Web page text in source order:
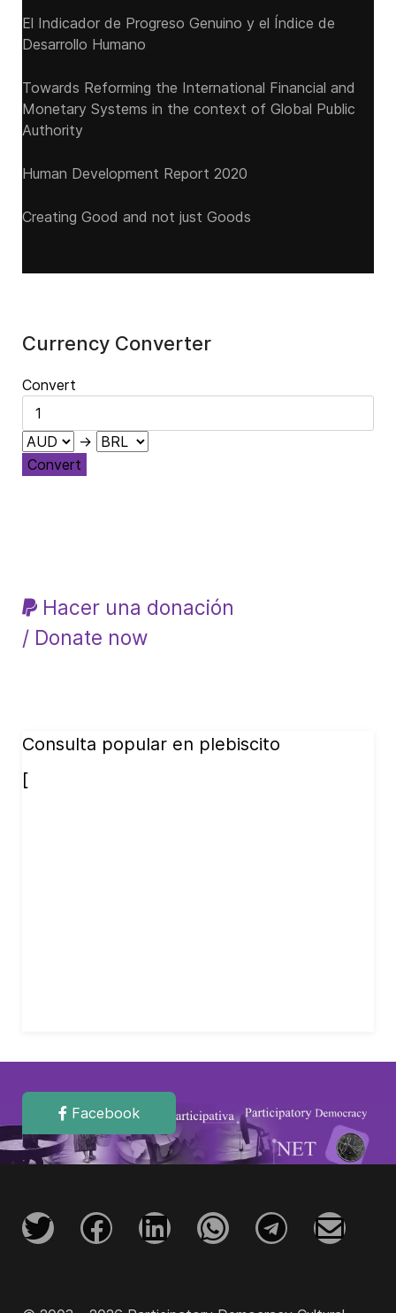
El Indicador de Progreso Genuino y el Índice de
Desarrollo Humano
Towards Reforming the International Financial and
Monetary Systems in the context of Global Public
Authority
Human Development Report 2020
Creating Good and not just Goods
Currency Converter
Convert
→
Convert
Hacer una donación
/ Donate now
Consulta popular en plebiscito
[
Facebook